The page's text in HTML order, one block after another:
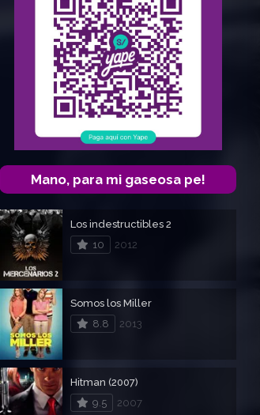
Mano, para mi gaseosa pe!
Los indestructibles 2
10
2012
Somos los Miller
8.8
2013
Hitman (2007)
9.5
2007